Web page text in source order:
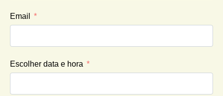
Email
Escolher data e hora